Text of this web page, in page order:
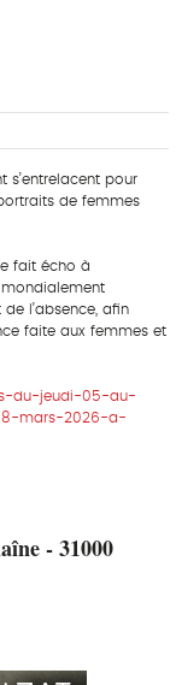
s’entrelacent pour
de femmes
fait écho à
mondialement
l’absence, afin
faite aux femmes et
du-jeudi-05-au-
mars-2026-a-
- 31000